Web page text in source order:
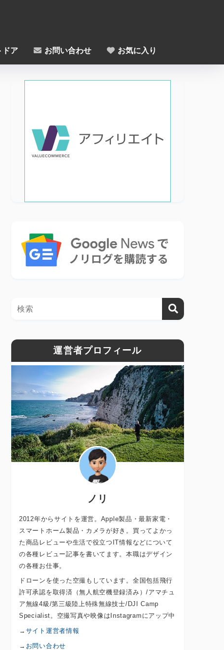
ドア お問い合わせ お気に入り
運営者プロフィール
ノリ
2012年からサイトを運営。Apple製品・最新家電・
スマートホーム製品・カメラが好き。買ってよかっ
た商品レビューや生活で役立つIT情報などについて
の各種レビュー記事を書いてます。本職はデザイン
の各種お仕事。
ドローンを使った空撮もしています。全国包括飛行
許可承認を取得済（無人航空機登録済み）/アマチュ
ア無線4級/第三級陸上特殊無線技士/DJI Camp
Specialist。空撮写真や映像はInstagramにアップ中
→ サイト運営者情報
→ お問い合わせ